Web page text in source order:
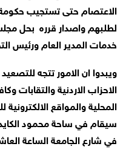
الاعتصام حتى تستجيب
لطلبهم واصدار قرره بحل
خدمات المدير العام ورئيس
ويبدوا ان الامور تتجه
الاحزاب الاردنية والتقابات
المحلية والمواقع
سيقام في ساحة محمود
في شارع الجامعة الساعة